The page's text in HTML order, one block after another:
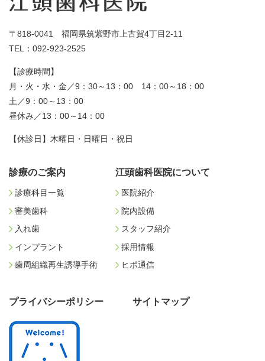
〒818-0041 福岡県筑紫野市上古賀4丁目2-11
TEL：092-923-2525
【診療時間】
月・火・水・金／9：30～13：00 14：00～18：00
土／9：00～13：00
昼休み／13：00～14：00
【休診日】木曜日・日曜日・祝日
診療のご案内
診療科目一覧
審美歯科
入れ歯
インプラント
歯周組織再生誘導手術
江頭歯科医院について
医院紹介
院内設備
スタッフ紹介
採用情報
ヒポ通信
プライバシーポリシー サイトマップ